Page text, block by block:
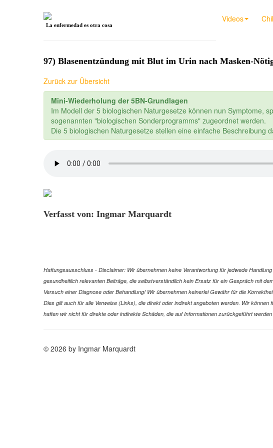
Videos
La enfermedad es otra cosa
97) Blasenentzündung mit Blut im Urin nach Masken-
Zurück zur Übersicht
Mini-Wiederholung der 5BN-Grundlagen
Im Modell der 5 biologischen Naturgesetze können nun Symptome,
sogenannten "biologischen Sonderprogramms" zugeordnet werden.
Die 5 biologischen Naturgesetze stellen eine einfache
Verfasst von: Ingmar Marquardt
Haftungsausschluss - Disclaimer: Wir übernehmen keine Verantwortung für jedwede
gesundheitlich relevanten Beiträge, die selbstverständlich kein Ersatz für ein Gespräch mit
Versuch einer Diagnose oder Behandlung! Wir übernehmen keinerlei Gewähr für die
Dies gilt auch für alle Verweise (Links), die direkt oder indirekt angeboten werden. Wir
haften wir nicht für direkte oder indirekte Schäden, die auf Informationen zurückgeführt
© 2026 by Ingmar Marquardt